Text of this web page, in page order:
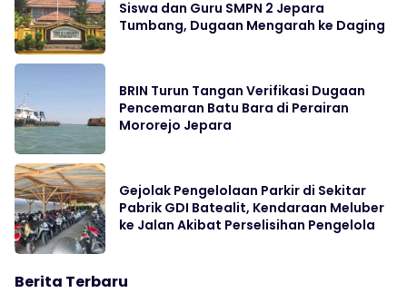
Siswa dan Guru SMPN 2 Jepara
Tumbang, Dugaan Mengarah ke Daging
BRIN Turun Tangan Verifikasi Dugaan
Pencemaran Batu Bara di Perairan
Mororejo Jepara
Gejolak Pengelolaan Parkir di Sekitar
Pabrik GDI Batealit, Kendaraan Meluber
ke Jalan Akibat Perselisihan Pengelola
Berita Terbaru